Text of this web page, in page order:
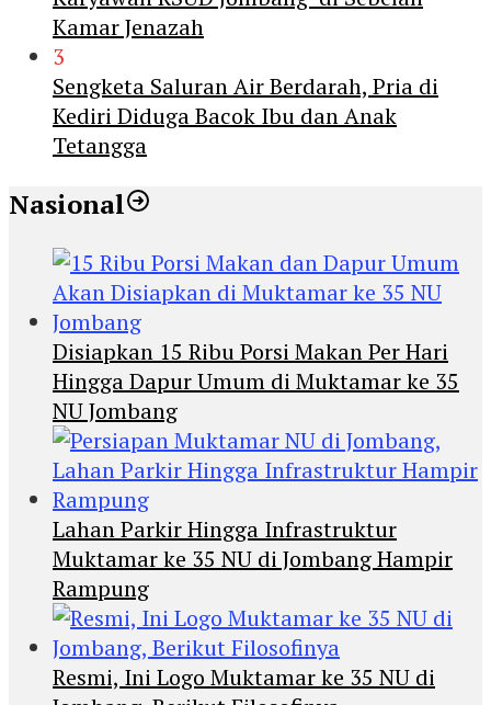
Kamar Jenazah
3
Sengketa Saluran Air Berdarah, Pria di
Kediri Diduga Bacok Ibu dan Anak
Tetangga
Nasional
Disiapkan 15 Ribu Porsi Makan Per Hari
Hingga Dapur Umum di Muktamar ke 35
NU Jombang
Lahan Parkir Hingga Infrastruktur
Muktamar ke 35 NU di Jombang Hampir
Rampung
Resmi, Ini Logo Muktamar ke 35 NU di